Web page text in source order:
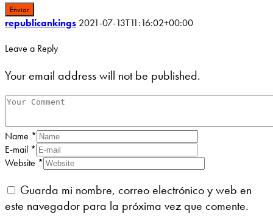
republicankings 2021-07-13T11:16:02+00:00
Leave a Reply
Your email address will not be published.
Name *
E-mail *
Website *
Guarda mi nombre, correo electrónico y web en
este navegador para la próxima vez que comente.